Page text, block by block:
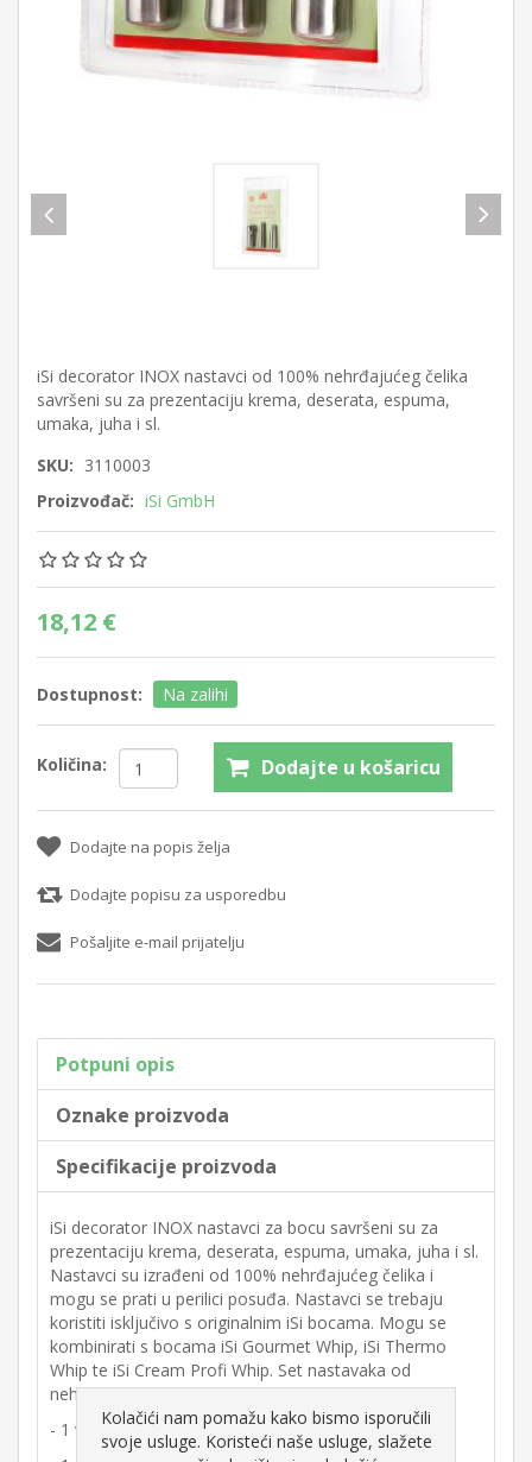
iSi decorator INOX nastavci od 100% nehrđajućeg čelika
savršeni su za prezentaciju krema, deserata, espuma,
umaka, juha i sl.
SKU: 3110003
Proizvođač: iSi GmbH
18,12 €
Dostupnost: Na zalihi
Količina: Dodajte u košaricu
Dodajte na popis želja
Dodajte popisu za usporedbu
Pošaljite e-mail prijatelju
Potpuni opis
Oznake proizvoda
Specifikacije proizvoda
iSi decorator INOX nastavci za bocu savršeni su za
prezentaciju krema, deserata, espuma, umaka, juha i sl.
Nastavci su izrađeni od 100% nehrđajućeg čelika i
mogu se prati u perilici posuđa. Nastavci se trebaju
koristiti isključivo s originalnim iSi bocama. Mogu se
kombinirati s bocama iSi Gourmet Whip, iSi Thermo
Whip te iSi Cream Profi Whip. Set nastavaka od
nehrđajućeg čelika uključuje:
- 1 vrh u obliku tulipana od nehrđajućeg čelika
Kolačići nam pomažu kako bismo isporučili
svoje usluge. Koristeći naše usluge, slažete